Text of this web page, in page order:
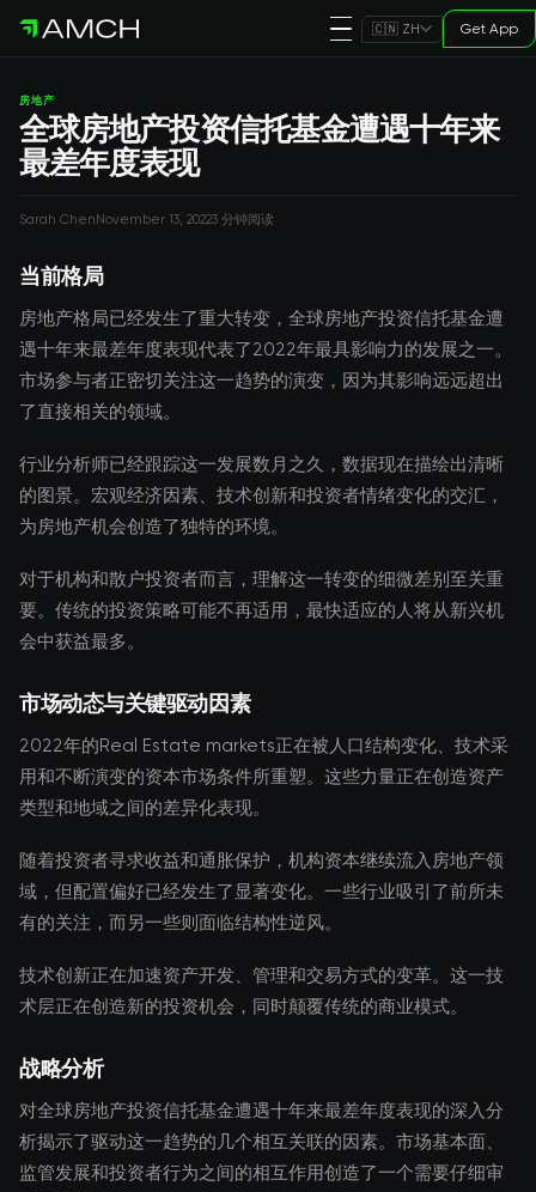
🇨🇳 ZH Get App
房地产
全球房地产投资信托基金遭遇十年来
最差年度表现
Sarah ChenNovember 13, 20223 分钟阅读
当前格局
房地产格局已经发生了重大转变，全球房地产投资信托基金遭
遇十年来最差年度表现代表了2022年最具影响力的发展之一。
市场参与者正密切关注这一趋势的演变，因为其影响远远超出
了直接相关的领域。
行业分析师已经跟踪这一发展数月之久，数据现在描绘出清晰
的图景。宏观经济因素、技术创新和投资者情绪变化的交汇，
为房地产机会创造了独特的环境。
对于机构和散户投资者而言，理解这一转变的细微差别至关重
要。传统的投资策略可能不再适用，最快适应的人将从新兴机
会中获益最多。
市场动态与关键驱动因素
2022年的Real Estate markets正在被人口结构变化、技术采
用和不断演变的资本市场条件所重塑。这些力量正在创造资产
类型和地域之间的差异化表现。
随着投资者寻求收益和通胀保护，机构资本继续流入房地产领
域，但配置偏好已经发生了显著变化。一些行业吸引了前所未
有的关注，而另一些则面临结构性逆风。
技术创新正在加速资产开发、管理和交易方式的变革。这一技
术层正在创造新的投资机会，同时颠覆传统的商业模式。
战略分析
对全球房地产投资信托基金遭遇十年来最差年度表现的深入分
析揭示了驱动这一趋势的几个相互关联的因素。市场基本面、
监管发展和投资者行为之间的相互作用创造了一个需要仔细审